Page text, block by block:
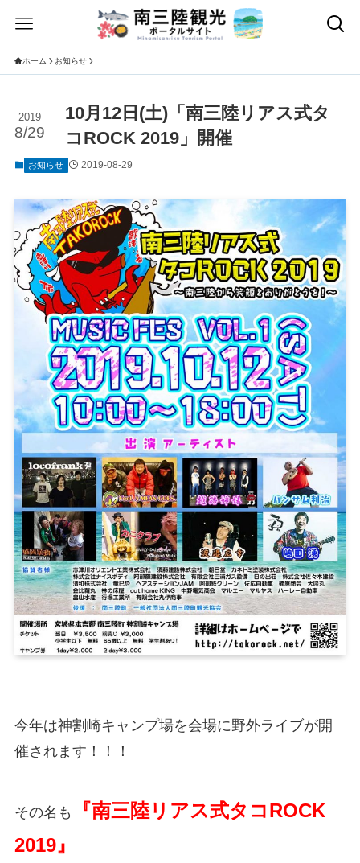
ホーム お知らせ
10月12日(土)「南三陸リアス式タ
コROCK 2019」開催
2019
8/29
お知らせ 2019-08-29
今年は神割崎キャンプ場を会場に野外ライブが開
催されます！！！
その名も
『南三陸リアス式タコROCK
2019』